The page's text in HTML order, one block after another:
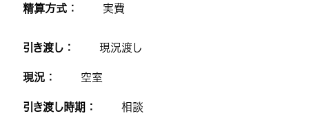
精算方式 ： 実費
引き渡し ： 現況渡し
現況 ： 空室
引き渡し時期 ： 相談